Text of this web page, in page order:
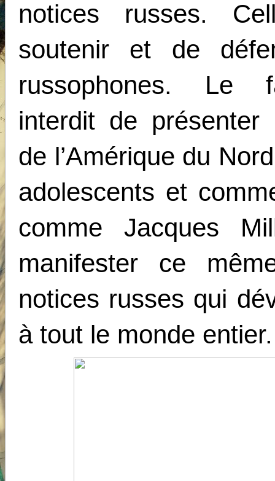
notices russes.
soutenir et de
russophones. Le
interdit de présenter
de l’Amérique du
adolescents et
comme Jacques
manifester ce
notices russes qui
à tout le monde entier.